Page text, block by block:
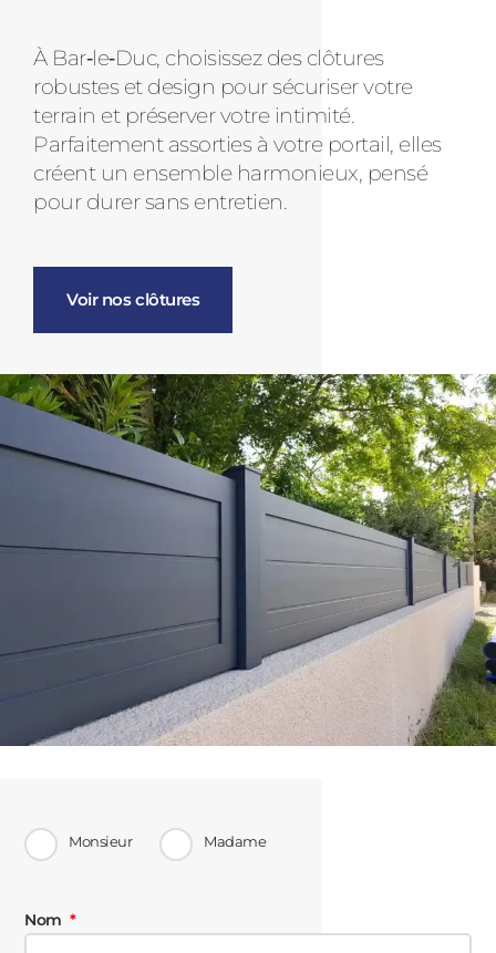
À Bar‑le‑Duc, choisissez des clôtures
robustes et design pour sécuriser votre
terrain et préserver votre intimité.
Parfaitement assorties à votre portail, elles
créent un ensemble harmonieux, pensé
pour durer sans entretien.
Voir nos clôtures
Monsieur Madame
Nom